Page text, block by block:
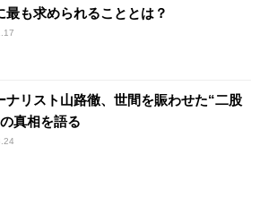
最も求められることとは？
ナリスト山路徹、世間を賑わせた“二股
真相を語る